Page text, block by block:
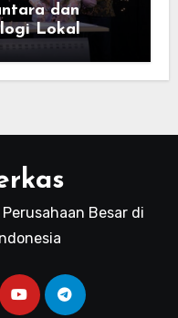
dan
Lokal
Besar di